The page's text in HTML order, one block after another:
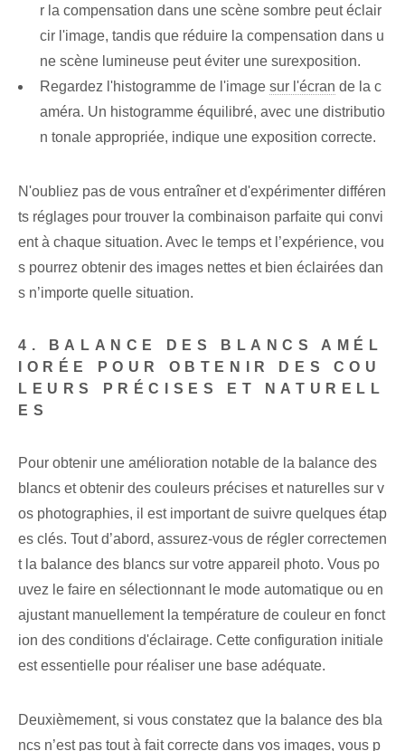
r la compensation dans une scène sombre peut éclair
cir l'image, tandis que réduire la compensation dans u
ne scène lumineuse peut éviter une surexposition.
Regardez l'histogramme de l'image sur l'écran de la c
améra. Un histogramme équilibré, avec une distributio
n tonale appropriée, indique une exposition correcte.
N'oubliez pas de vous entraîner et d'expérimenter différen
ts réglages pour trouver la combinaison parfaite qui convi
ent à chaque situation. Avec le temps et l’expérience, vou
s pourrez obtenir des images nettes et bien éclairées dan
s n’importe quelle situation.
4. BALANCE DES BLANCS AMÉL
IORÉE POUR OBTENIR DES COU
LEURS PRÉCISES ET NATURELL
ES
Pour obtenir une amélioration notable de la balance des
blancs et obtenir des couleurs précises et naturelles sur v
os photographies, il est important de suivre quelques étap
es clés. Tout d’abord, assurez-vous de régler correctemen
t la balance des blancs sur votre appareil photo. Vous po
uvez le faire en sélectionnant le mode automatique ou en
ajustant manuellement la température de couleur en fonct
ion des conditions d'éclairage. Cette configuration initiale
est essentielle pour réaliser une base adéquate.
Deuxièmement, si vous constatez que la balance des bla
ncs n’est pas tout à fait correcte dans vos images, vous p